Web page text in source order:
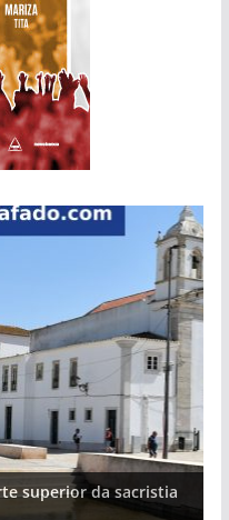
superior da sacristia